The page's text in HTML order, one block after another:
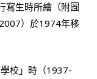
生時所繪（附圖
）於1974年移
校」時（1937-